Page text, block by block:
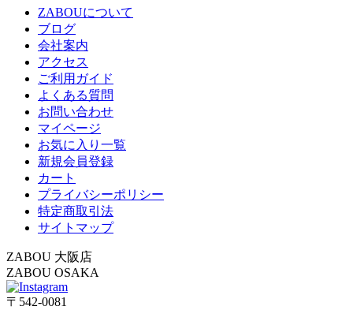
ZABOUについて
ブログ
会社案内
アクセス
ご利用ガイド
よくある質問
お問い合わせ
マイページ
お気に入り一覧
新規会員登録
カート
プライバシーポリシー
特定商取引法
サイトマップ
ZABOU 大阪店
ZABOU OSAKA
〒542-0081